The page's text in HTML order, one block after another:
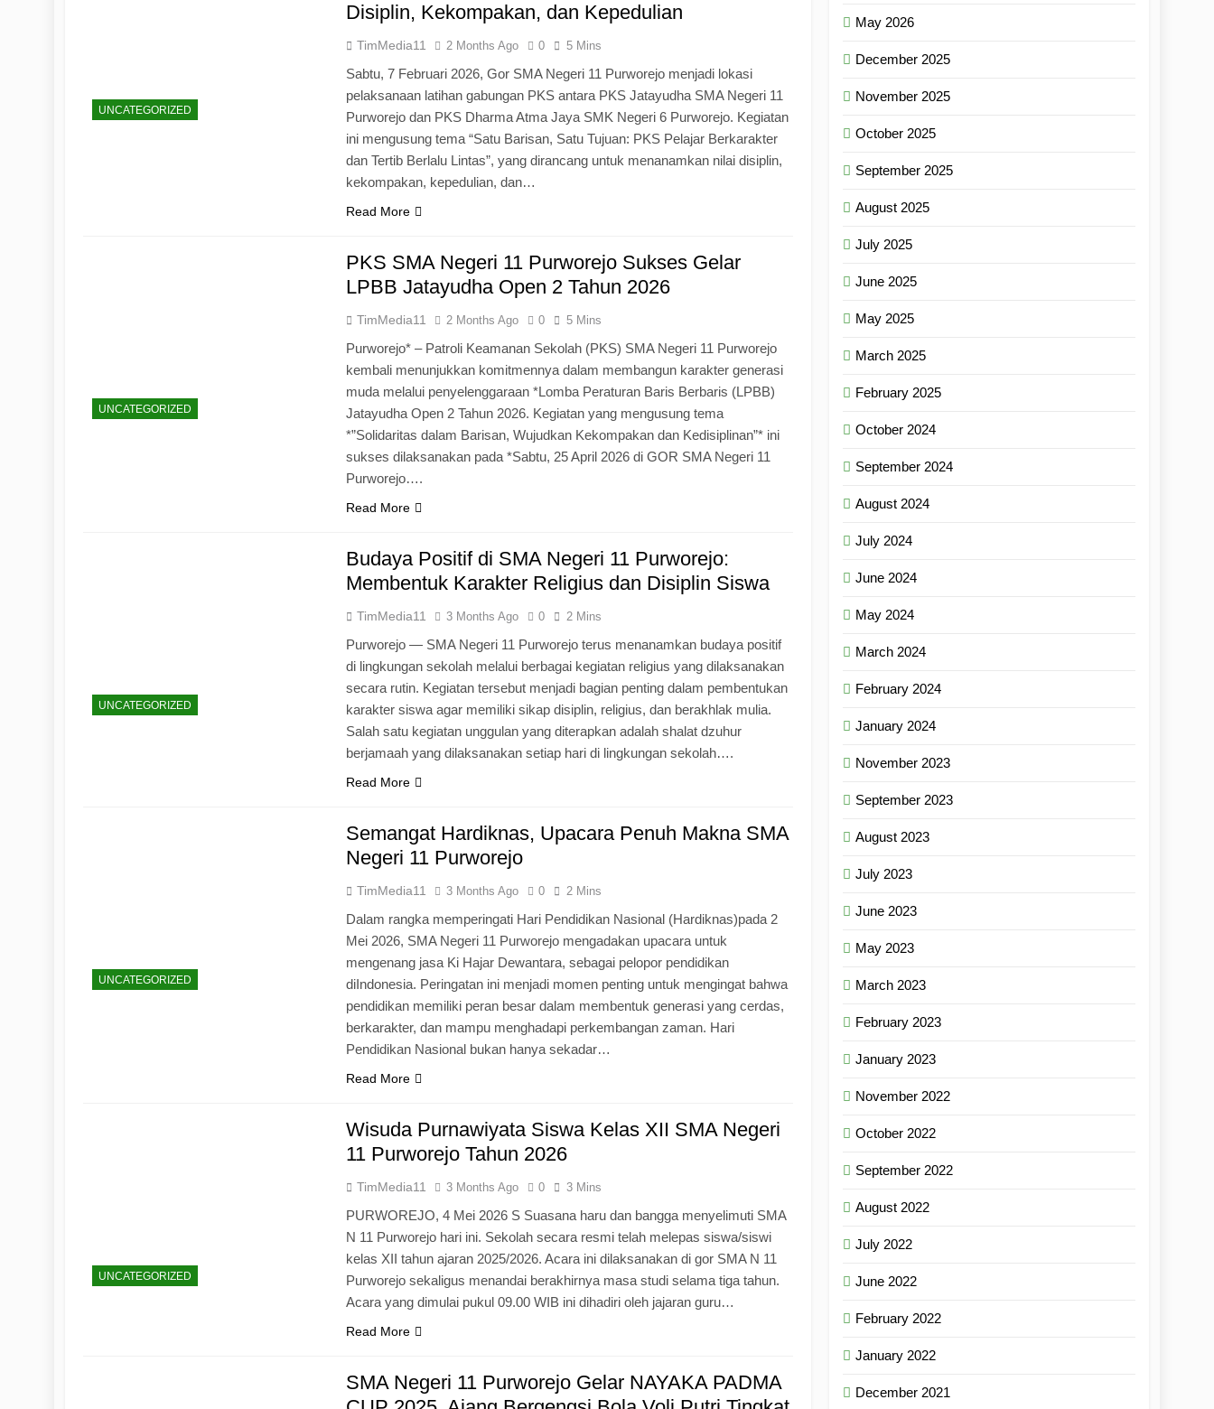
UNCATEGORIZED
Disiplin, Kekompakan, dan Kepedulian
TimMedia11 2 Months Ago 0 5 Mins
Sabtu, 7 Februari 2026, Gor SMA Negeri 11 Purworejo menjadi lokasi
pelaksanaan latihan gabungan PKS antara PKS Jatayudha SMA Negeri 11
Purworejo dan PKS Dharma Atma Jaya SMK Negeri 6 Purworejo. Kegiatan
ini mengusung tema “Satu Barisan, Satu Tujuan: PKS Pelajar Berkarakter
dan Tertib Berlalu Lintas”, yang dirancang untuk menanamkan nilai disiplin,
kekompakan, kepedulian, dan…
Read More
UNCATEGORIZED
PKS SMA Negeri 11 Purworejo Sukses Gelar
LPBB Jatayudha Open 2 Tahun 2026
TimMedia11 2 Months Ago 0 5 Mins
Purworejo* – Patroli Keamanan Sekolah (PKS) SMA Negeri 11 Purworejo
kembali menunjukkan komitmennya dalam membangun karakter generasi
muda melalui penyelenggaraan *Lomba Peraturan Baris Berbaris (LPBB)
Jatayudha Open 2 Tahun 2026. Kegiatan yang mengusung tema
*”Solidaritas dalam Barisan, Wujudkan Kekompakan dan Kedisiplinan”* ini
sukses dilaksanakan pada *Sabtu, 25 April 2026 di GOR SMA Negeri 11
Purworejo….
Read More
UNCATEGORIZED
Budaya Positif di SMA Negeri 11 Purworejo:
Membentuk Karakter Religius dan Disiplin Siswa
TimMedia11 3 Months Ago 0 2 Mins
Purworejo — SMA Negeri 11 Purworejo terus menanamkan budaya positif
di lingkungan sekolah melalui berbagai kegiatan religius yang dilaksanakan
secara rutin. Kegiatan tersebut menjadi bagian penting dalam pembentukan
karakter siswa agar memiliki sikap disiplin, religius, dan berakhlak mulia.
Salah satu kegiatan unggulan yang diterapkan adalah shalat dzuhur
berjamaah yang dilaksanakan setiap hari di lingkungan sekolah….
Read More
UNCATEGORIZED
Semangat Hardiknas, Upacara Penuh Makna SMA
Negeri 11 Purworejo
TimMedia11 3 Months Ago 0 2 Mins
Dalam rangka memperingati Hari Pendidikan Nasional (Hardiknas)pada 2
Mei 2026, SMA Negeri 11 Purworejo mengadakan upacara untuk
mengenang jasa Ki Hajar Dewantara, sebagai pelopor pendidikan
diIndonesia. Peringatan ini menjadi momen penting untuk mengingat bahwa
pendidikan memiliki peran besar dalam membentuk generasi yang cerdas,
berkarakter, dan mampu menghadapi perkembangan zaman. Hari
Pendidikan Nasional bukan hanya sekadar…
Read More
UNCATEGORIZED
Wisuda Purnawiyata Siswa Kelas XII SMA Negeri
11 Purworejo Tahun 2026
TimMedia11 3 Months Ago 0 3 Mins
PURWOREJO, 4 Mei 2026 S Suasana haru dan bangga menyelimuti SMA
N 11 Purworejo hari ini. Sekolah secara resmi telah melepas siswa/siswi
kelas XII tahun ajaran 2025/2026. Acara ini dilaksanakan di gor SMA N 11
Purworejo sekaligus menandai berakhirnya masa studi selama tiga tahun.
Acara yang dimulai pukul 09.00 WIB ini dihadiri oleh jajaran guru…
Read More
SMA Negeri 11 Purworejo Gelar NAYAKA PADMA
May 2026
December 2025
November 2025
October 2025
September 2025
August 2025
July 2025
June 2025
May 2025
March 2025
February 2025
October 2024
September 2024
August 2024
July 2024
June 2024
May 2024
March 2024
February 2024
January 2024
November 2023
September 2023
August 2023
July 2023
June 2023
May 2023
March 2023
February 2023
January 2023
November 2022
October 2022
September 2022
August 2022
July 2022
June 2022
February 2022
January 2022
December 2021